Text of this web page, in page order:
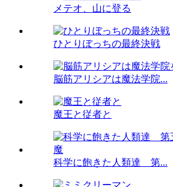
メテオ、山に登る
ひとりぼっちの最終決戦
脳筋アリシアは魔法学院...
魔王と従者と
科学に飽きた人類達 第...